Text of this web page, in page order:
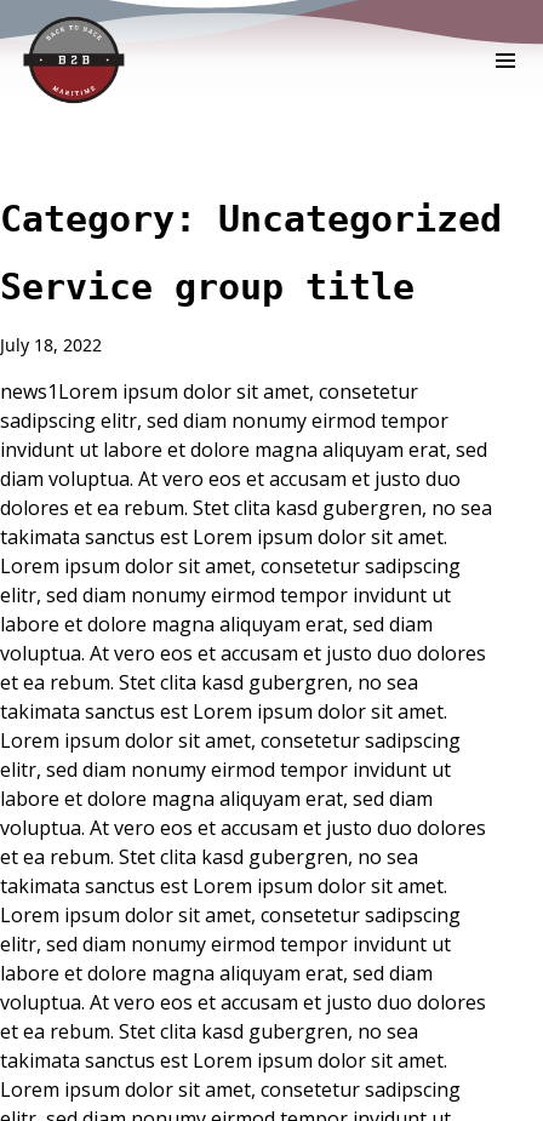
Category: Uncategorized
Service group title
July 18, 2022
news1Lorem ipsum dolor sit amet, consetetur
sadipscing elitr, sed diam nonumy eirmod tempor
invidunt ut labore et dolore magna aliquyam erat, sed
diam voluptua. At vero eos et accusam et justo duo
dolores et ea rebum. Stet clita kasd gubergren, no sea
takimata sanctus est Lorem ipsum dolor sit amet.
Lorem ipsum dolor sit amet, consetetur sadipscing
elitr, sed diam nonumy eirmod tempor invidunt ut
labore et dolore magna aliquyam erat, sed diam
voluptua. At vero eos et accusam et justo duo dolores
et ea rebum. Stet clita kasd gubergren, no sea
takimata sanctus est Lorem ipsum dolor sit amet.
Lorem ipsum dolor sit amet, consetetur sadipscing
elitr, sed diam nonumy eirmod tempor invidunt ut
labore et dolore magna aliquyam erat, sed diam
voluptua. At vero eos et accusam et justo duo dolores
et ea rebum. Stet clita kasd gubergren, no sea
takimata sanctus est Lorem ipsum dolor sit amet.
Lorem ipsum dolor sit amet, consetetur sadipscing
elitr, sed diam nonumy eirmod tempor invidunt ut
labore et dolore magna aliquyam erat, sed diam
voluptua. At vero eos et accusam et justo duo dolores
et ea rebum. Stet clita kasd gubergren, no sea
takimata sanctus est Lorem ipsum dolor sit amet.
Lorem ipsum dolor sit amet, consetetur sadipscing